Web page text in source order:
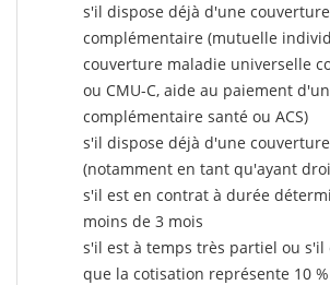
s'il dispose déjà d'une couverture
complémentaire (mutuelle
couverture maladie universelle
ou CMU-C, aide au paiement
complémentaire santé ou ACS)
s'il dispose déjà d'une
(notamment en tant qu'ayant
s'il est en contrat à durée
moins de 3 mois
s'il est à temps très partiel ou
que la cotisation représente 10